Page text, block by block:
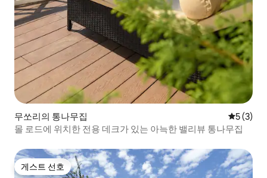
무쏘리의 통나무집 평점 5점
5 (3)
몰 로드에 위치한 전용 데크가 있는 아늑한 밸리뷰 통나무집
게스트 선호
게스트 선호